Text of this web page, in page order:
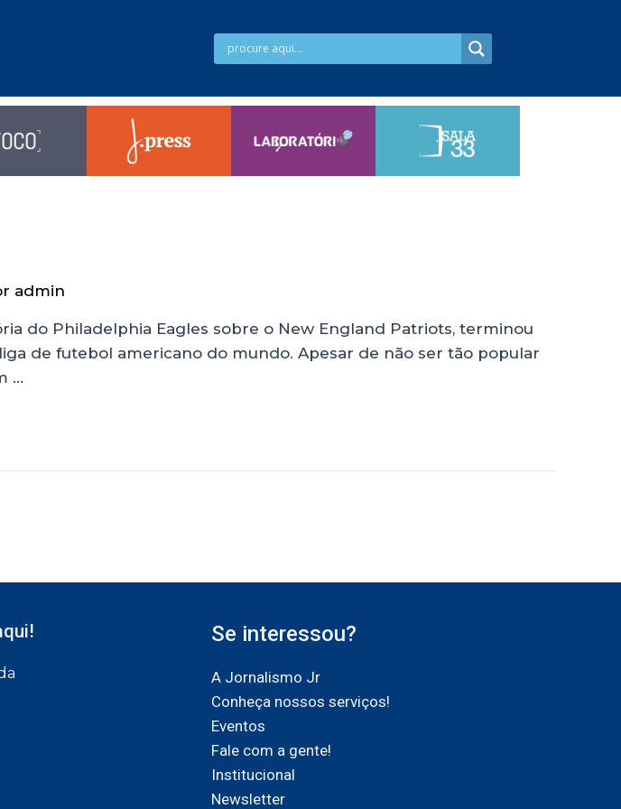
admin
do Philadelphia Eagles sobre o New England Patriots, terminou
de futebol americano do mundo. Apesar de não ser tão popular
…
Se interessou?
A Jornalismo Jr
Conheça nossos serviços!
Eventos
Fale com a gente!
Institucional
Newsletter